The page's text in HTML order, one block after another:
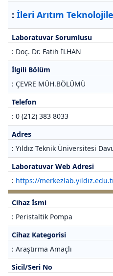
: İleri Arıtım
Laboratuvar Sorumlusu
: Doç. Dr. Fatih İLHAN
İlgili Bölüm
: ÇEVRE MÜH.BÖLÜMÜ
Telefon
: 0 (212) 383 8033
Adres
: Yıldız Teknik Üniversitesi
Laboratuvar Web Adresi
: https://
Cihaz İsmi
: Peristaltik Pompa
Cihaz Kategorisi
: Araştırma Amaçlı
Sicil/Seri No